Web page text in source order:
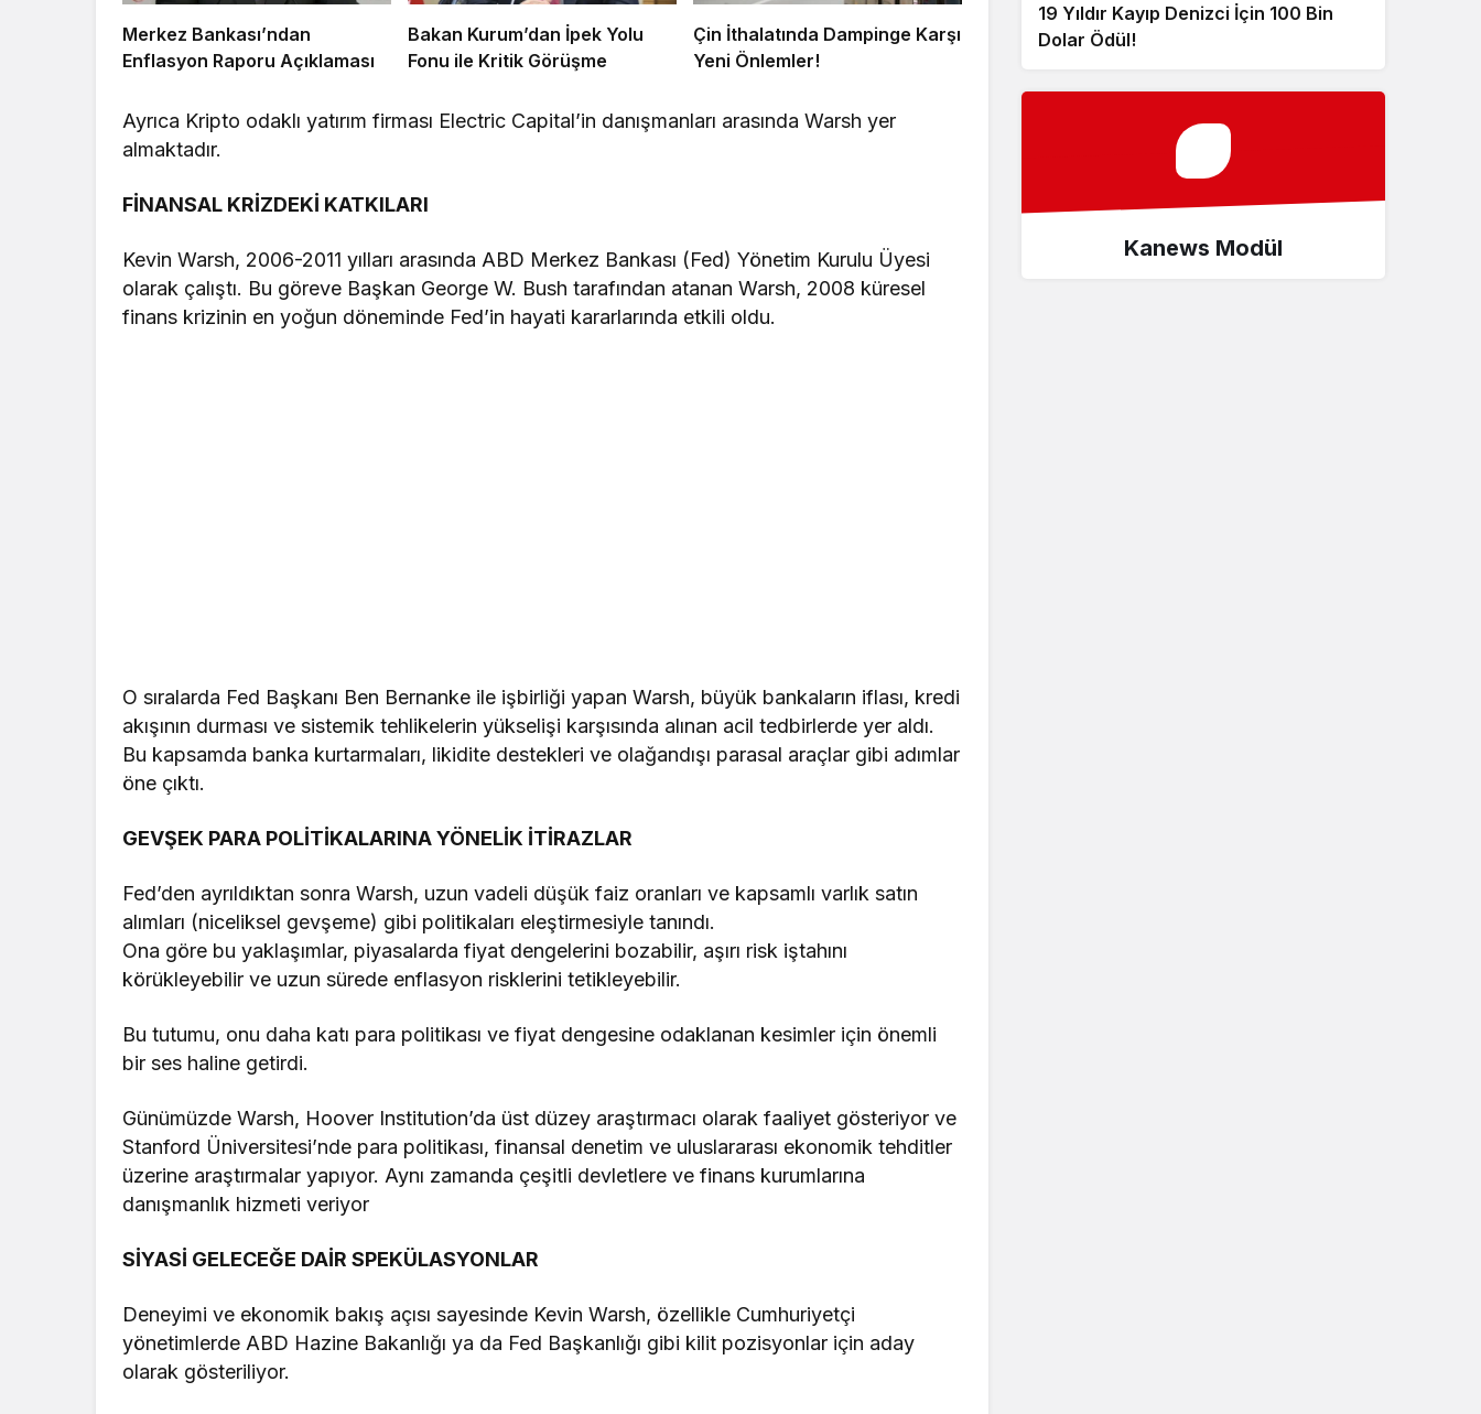
Merkez Bankası’ndan
Enflasyon Raporu Açıklaması
Bakan Kurum’dan İpek Yolu
Fonu ile Kritik Görüşme
Çin İthalatında Dampinge Karşı
Yeni Önlemler!
Ayrıca Kripto odaklı yatırım firması Electric Capital’in danışmanları arasında Warsh yer
almaktadır.
FİNANSAL KRİZDEKİ KATKILARI
Kevin Warsh, 2006-2011 yılları arasında ABD Merkez Bankası (Fed) Yönetim Kurulu Üyesi
olarak çalıştı. Bu göreve Başkan George W. Bush tarafından atanan Warsh, 2008 küresel
finans krizinin en yoğun döneminde Fed’in hayati kararlarında etkili oldu.
O sıralarda Fed Başkanı Ben Bernanke ile işbirliği yapan Warsh, büyük bankaların iflası, kredi
akışının durması ve sistemik tehlikelerin yükselişi karşısında alınan acil tedbirlerde yer aldı.
Bu kapsamda banka kurtarmaları, likidite destekleri ve olağandışı parasal araçlar gibi adımlar
öne çıktı.
GEVŞEK PARA POLİTİKALARINA YÖNELİK İTİRAZLAR
Fed’den ayrıldıktan sonra Warsh, uzun vadeli düşük faiz oranları ve kapsamlı varlık satın
alımları (niceliksel gevşeme) gibi politikaları eleştirmesiyle tanındı.
Ona göre bu yaklaşımlar, piyasalarda fiyat dengelerini bozabilir, aşırı risk iştahını
körükleyebilir ve uzun sürede enflasyon risklerini tetikleyebilir.
Bu tutumu, onu daha katı para politikası ve fiyat dengesine odaklanan kesimler için önemli
bir ses haline getirdi.
Günümüzde Warsh, Hoover Institution’da üst düzey araştırmacı olarak faaliyet gösteriyor ve
Stanford Üniversitesi’nde para politikası, finansal denetim ve uluslararası ekonomik tehditler
üzerine araştırmalar yapıyor. Aynı zamanda çeşitli devletlere ve finans kurumlarına
danışmanlık hizmeti veriyor
SİYASİ GELECEĞE DAİR SPEKÜLASYONLAR
Deneyimi ve ekonomik bakış açısı sayesinde Kevin Warsh, özellikle Cumhuriyetçi
yönetimlerde ABD Hazine Bakanlığı ya da Fed Başkanlığı gibi kilit pozisyonlar için aday
olarak gösteriliyor.
19 Yıldır Kayıp Denizci İçin 100 Bin
Dolar Ödül!
Kanews Modül